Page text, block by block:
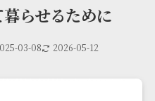
らせるために
03-08 2026-05-12